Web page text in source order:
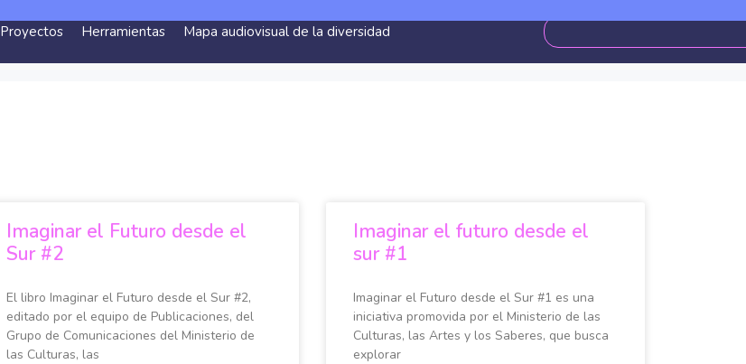
Proyectos Herramientas Mapa audiovisual de la diversidad
Imaginar el Futuro desde el
Sur #2
El libro Imaginar el Futuro desde el Sur #2,
editado por el equipo de Publicaciones, del
Grupo de Comunicaciones del Ministerio de
las Culturas, las
Imaginar el futuro desde el
sur #1
Imaginar el Futuro desde el Sur #1 es una
iniciativa promovida por el Ministerio de las
Culturas, las Artes y los Saberes, que busca
explorar